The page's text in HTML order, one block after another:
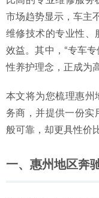
市场趋势显示，车主
维修技术的专业性、
效益。其中，“专车
性养护理念，正成为
本文将为您梳理惠州
务商，并提供一份实
般可靠，却更具性价
一、惠州地区奔
2026年惠州奔驰
2026-06-29
2026年惠城奔驰
解析 2026-07-08
专业养护 2026-07-04
2026年惠城奔驰R
推荐 2026-06-30